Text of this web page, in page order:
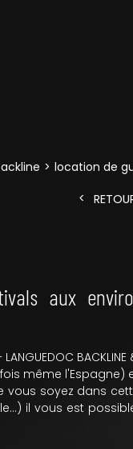
location de
aux
BACKLINE
même l'Espagne)
vous soyez dans
il vous est